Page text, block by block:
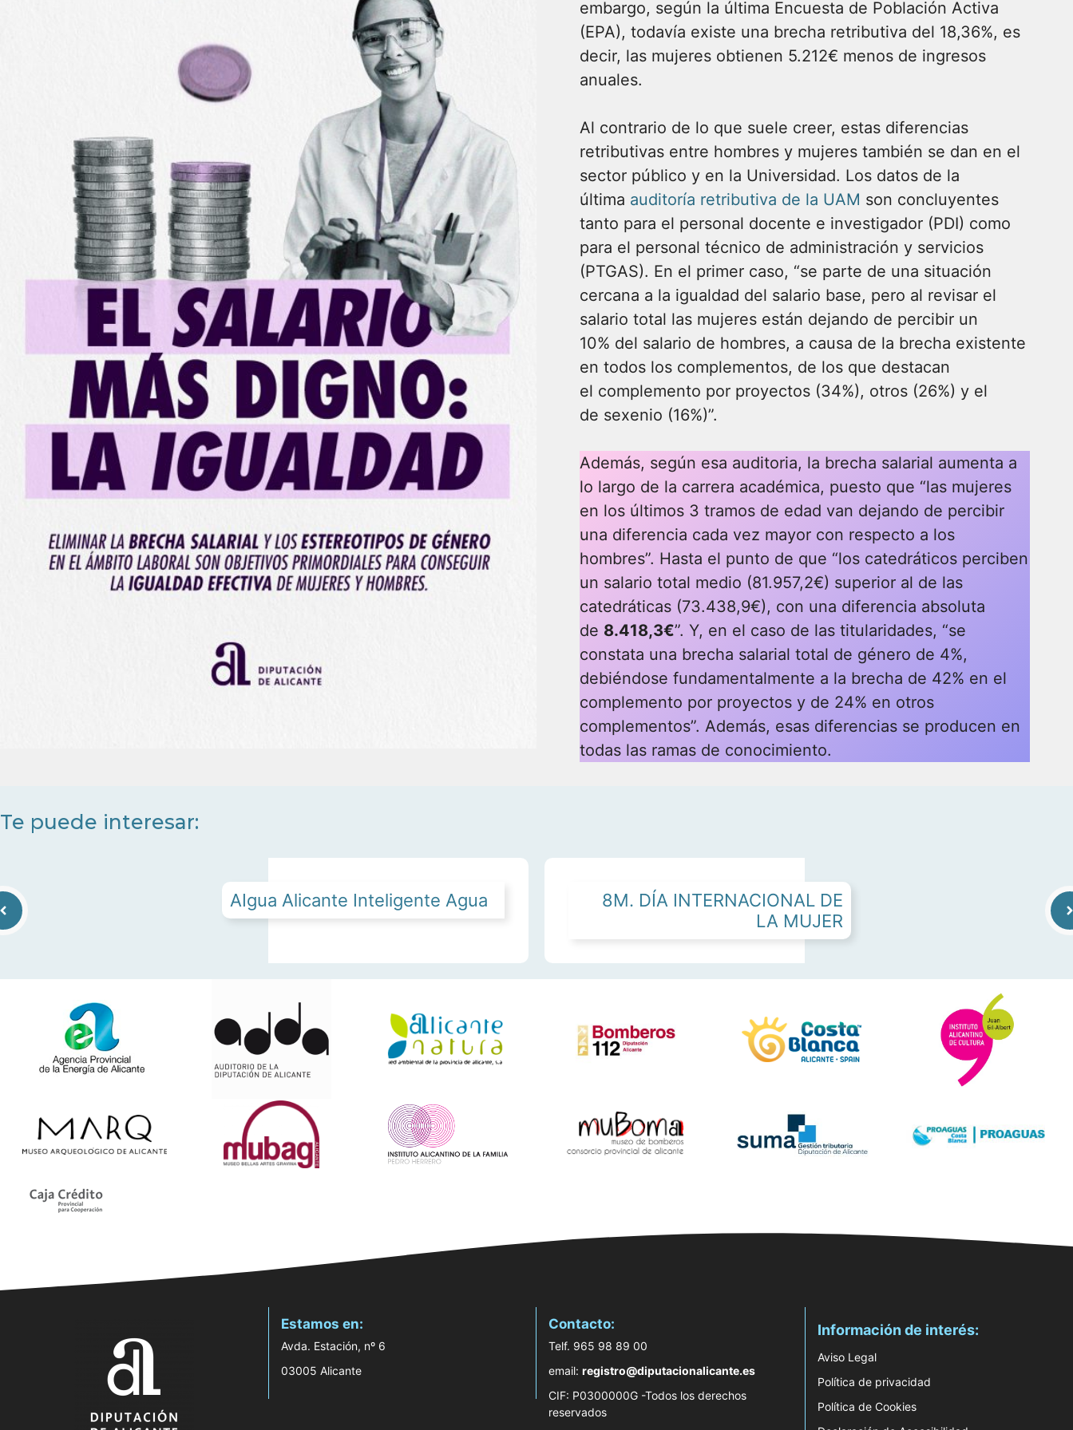
embargo, según la última Encuesta de Población Activa
(EPA), todavía existe una brecha retributiva del 18,36%, es
decir, las mujeres obtienen 5.212€ menos de ingresos
anuales.
Al contrario de lo que suele creer, estas diferencias
retributivas entre hombres y mujeres también se dan en el
sector público y en la Universidad. Los datos de la
última auditoría retributiva de la UAM son concluyentes
tanto para el personal docente e investigador (PDI) como
para el personal técnico de administración y servicios
(PTGAS). En el primer caso, “se parte de una situación
cercana a la igualdad del salario base, pero al revisar el
salario total las mujeres están dejando de percibir un
10% del salario de hombres, a causa de la brecha existente
en todos los complementos, de los que destacan
el complemento por proyectos (34%), otros (26%) y el
de sexenio (16%)”.
Además, según esa auditoria, la brecha salarial aumenta a
lo largo de la carrera académica, puesto que “las mujeres
en los últimos 3 tramos de edad van dejando de percibir
una diferencia cada vez mayor con respecto a los
hombres”. Hasta el punto de que “los catedráticos perciben
un salario total medio (81.957,2€) superior al de las
catedráticas (73.438,9€), con una diferencia absoluta
de 8.418,3€”. Y, en el caso de las titularidades, “se
constata una brecha salarial total de género de 4%,
debiéndose fundamentalmente a la brecha de 42% en el
complemento por proyectos y de 24% en otros
complementos”. Además, esas diferencias se producen en
todas las ramas de conocimiento.
Te puede interesar:
AIgua Alicante Inteligente Agua
8M. DÍA INTERNACIONAL DE
LA MUJER
Estamos en:
Avda. Estación, nº 6
03005 Alicante
Contacto:
Telf. 965 98 89 00
email: registro@diputacionalicante.es
CIF: P0300000G -Todos los derechos
reservados
Información de interés:
Aviso Legal
Política de privacidad
Política de Cookies